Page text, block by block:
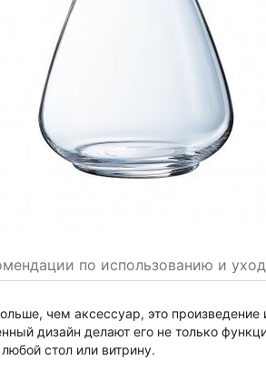
по использованию и
чем аксессуар, это произведение
дизайн делают его не только
стол или витрину.